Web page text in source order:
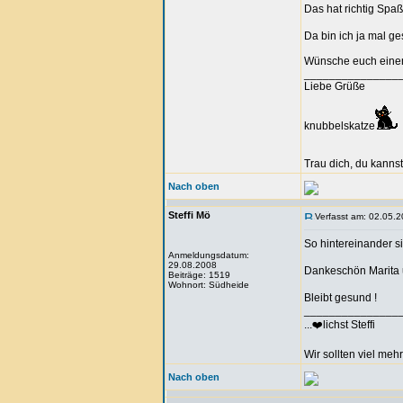
Das hat richtig
Da bin ich ja mal
Wünsche euch
Liebe Grüße
knubbelskatze
Trau dich, du
Nach oben
Steffi Mö
Anmeldungsdatum:
29.08.2008
Beiträge: 1519
Wohnort: Südheide
Verfasst am:
So hintereinander
Dankeschön
Bleibt gesund !
...❤️lichst Steffi
Wir sollten viel
Nach oben